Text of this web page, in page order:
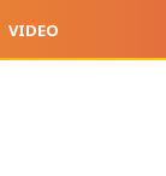
VIDEO